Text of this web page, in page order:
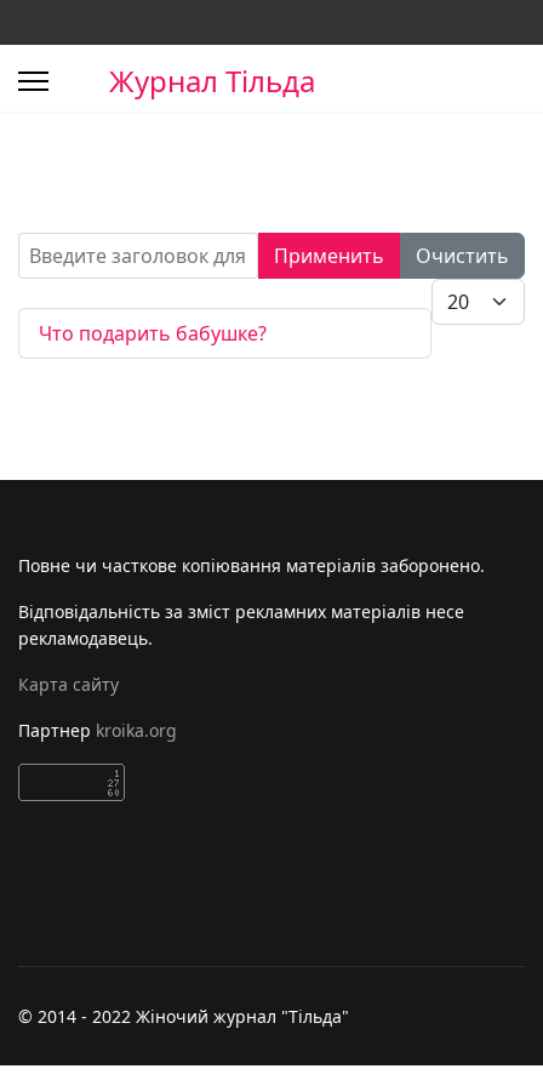
Журнал Тільда
Введите заголовок для поиска...Применить
Очистить
Кол-во
Что подарить бабушке?
Повне чи часткове копіювання матеріалів заборонено.
Відповідальність за зміст рекламних матеріалів несе
рекламодавець.
Карта сайту
Партнер kroika.org
© 2014 - 2022 Жіночий журнал "Тільда"